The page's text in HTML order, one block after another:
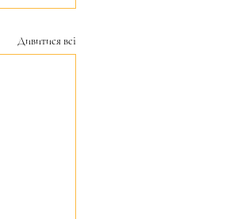
Дивитися всі